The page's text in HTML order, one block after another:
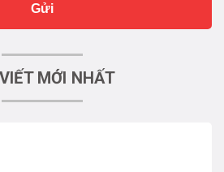
Gửi
MỚI NHẤT